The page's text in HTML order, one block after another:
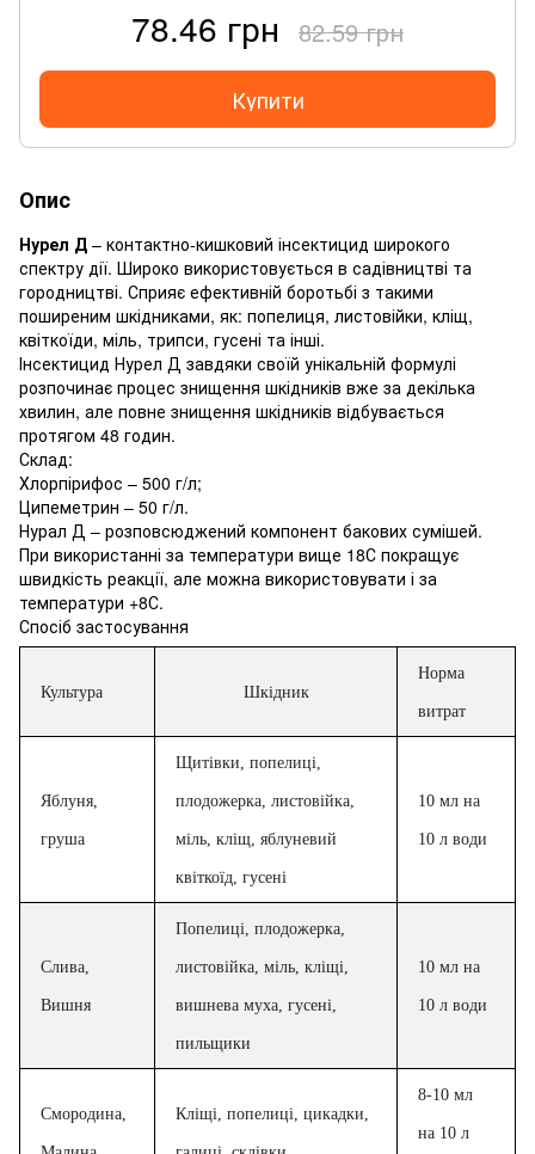
78.46 грн 82.59 грн
Купити
Опис
Нурел Д – контактно-кишковий інсектицид широкого
спектру дії. Широко використовується в садівництві та
городництві. Сприяє ефективній боротьбі з такими
поширеним шкідниками, як: попелиця, листовійки, кліщ,
квіткоїди, міль, трипси, гусені та інші.
Інсектицид Нурел Д завдяки своїй унікальній формулі
розпочинає процес знищення шкідників вже за декілька
хвилин, але повне знищення шкідників відбувається
протягом 48 годин.
Склад:
Хлорпірифос – 500 г/л;
Ципеметрин – 50 г/л.
Нурал Д – розповсюджений компонент бакових сумішей.
При використанні за температури вище 18С покращує
швидкість реакції, але можна використовувати і за
температури +8С.
Спосіб застосування
Культура Шкідник
Норма
витрат
Яблуня,
груша
Щитівки, попелиці,
плодожерка, листовійка,
міль, кліщ, яблуневий
квіткоїд, гусені
10 мл на
10 л води
Слива,
Вишня
Попелиці, плодожерка,
листовійка, міль, кліщі,
вишнева муха, гусені,
пильщики
10 мл на
10 л води
Смородина, Кліщі, попелиці, цикадки,
8-10 мл
на 10 л